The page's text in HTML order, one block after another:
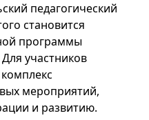
педагогический
становится
программы
участников
мероприятий,
и развитию.